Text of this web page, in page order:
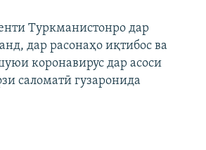
Туркманистонро дар
дар расонаҳо иқтибос ва
коронавирус дар асоси
саломатӣ гузаронида